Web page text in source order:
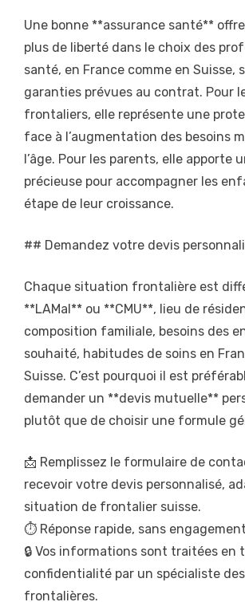
Une bonne **assurance santé**
plus de liberté dans le choix des
santé, en France comme en Suisse,
garanties prévues au contrat. Pour
frontaliers, elle représente une
face à l’augmentation des besoins
l’âge. Pour les parents, elle apporte
précieuse pour accompagner les
étape de leur croissance.
## Demandez votre devis
Chaque situation frontalière est
**LAMal** ou **CMU**, lieu de
composition familiale, besoins des
souhaité, habitudes de soins en
Suisse. C’est pourquoi il est
demander un **devis mutuelle**
plutôt que de choisir une formule
📩 Remplissez le formulaire de
recevoir votre devis personnalisé,
situation de frontalier suisse.
⏱️ Réponse rapide, sans
🔒 Vos informations sont traitées en
confidentialité par un spécialiste
frontalières.